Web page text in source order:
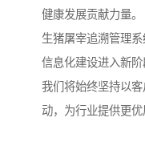
健康发展贡献力量。
生猪屠宰追溯管理
信息化建设进入新阶
我们将始终坚持以
动，为行业提供更优